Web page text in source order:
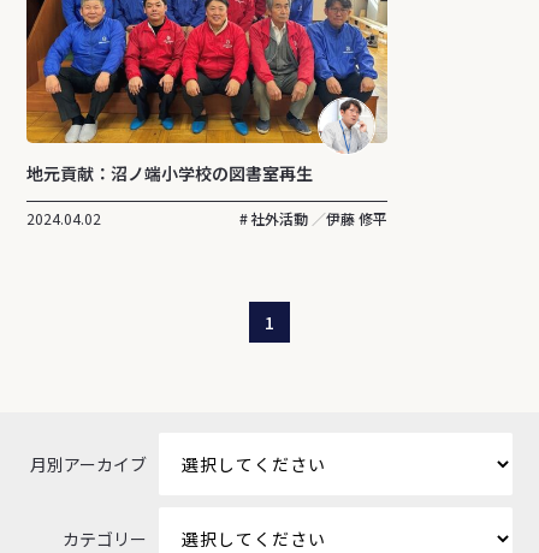
地元貢献：沼ノ端小学校の図書室再生
2024.04.02 社外活動 伊藤 修平
1
月別アーカイブ
カテゴリー